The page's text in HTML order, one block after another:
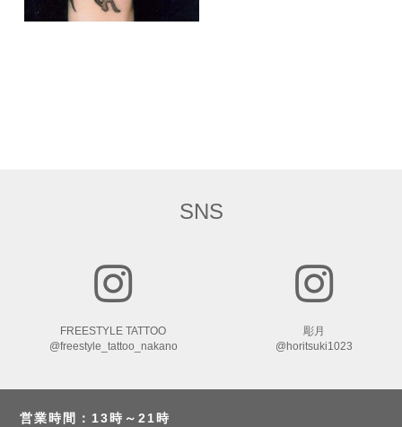
SNS
FREESTYLE TATTOO
@freestyle_tattoo_nakano
彫月
@horitsuki1023
営業時間：13時～21時